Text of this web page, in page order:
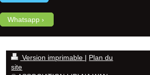
Whatsapp
Version imprimable | Plan du
site